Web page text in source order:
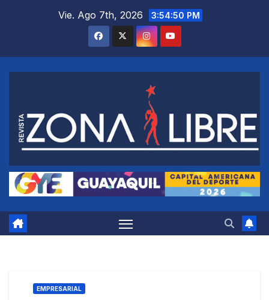
Vie. Ago 7th, 2026 3:54:51 PM
EMPRESARIAL